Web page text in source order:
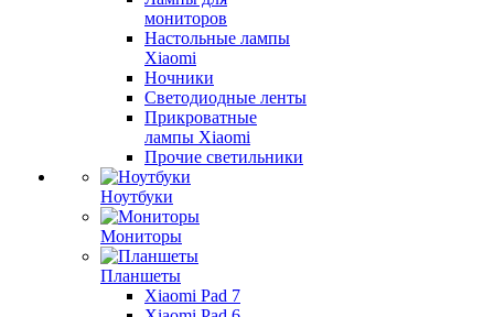
мониторов
Настольные лампы
Xiaomi
Ночники
Светодиодные ленты
Прикроватные
лампы Xiaomi
Прочие светильники
Ноутбуки
Мониторы
Планшеты
Xiaomi Pad 7